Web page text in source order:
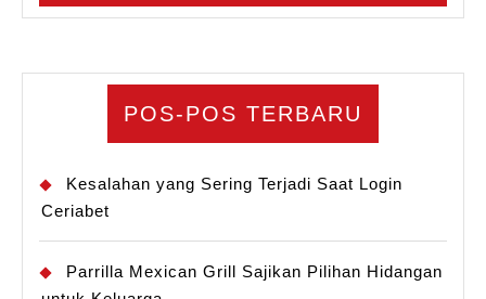
POS-POS TERBARU
Kesalahan yang Sering Terjadi Saat Login
Ceriabet
Parrilla Mexican Grill Sajikan Pilihan Hidangan